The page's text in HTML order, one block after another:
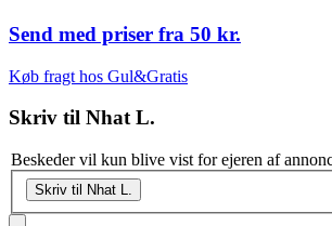
Send med priser fra 50 kr.
Køb fragt hos Gul&Gratis
Skriv til Nhat L.
Beskeder vil kun blive vist for ejeren af
Skriv til Nhat L.